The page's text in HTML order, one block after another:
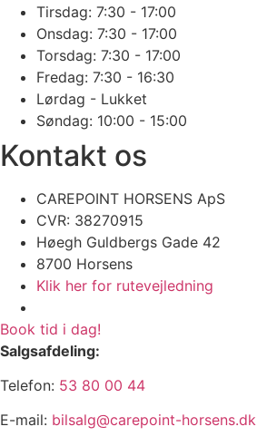
Tirsdag: 7:30 - 17:00
Onsdag: 7:30 - 17:00
Torsdag: 7:30 - 17:00
Fredag: 7:30 - 16:30
Lørdag - Lukket
Søndag: 10:00 - 15:00
Kontakt os
CAREPOINT HORSENS ApS
CVR: 38270915 ​
​​Høegh Guldbergs Gade 42
8700 Horsens
Klik her for rutevejledning
Book tid i dag!
Salgsafdeling:
Telefon: 53 80 00 44
E-mail: bilsalg@carepoint-horsens.dk